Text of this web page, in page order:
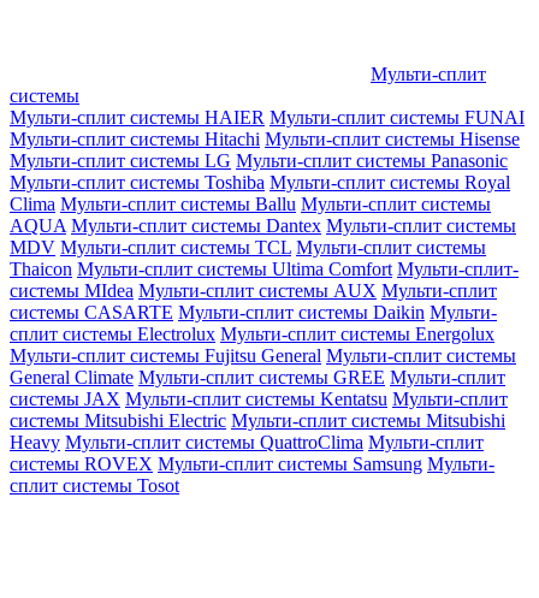
Мульти-сплит
системы
Мульти-сплит системы HAIER Мульти-сплит системы FUNAI
Мульти-сплит системы Hitachi Мульти-сплит системы Hisense
Мульти-сплит системы LG Мульти-сплит системы Panasonic
Мульти-сплит системы Toshiba Мульти-сплит системы Royal
Clima Мульти-сплит системы Ballu Мульти-сплит системы
AQUA Мульти-сплит системы Dantex Мульти-сплит системы
MDV Мульти-сплит системы TCL Мульти-сплит системы
Thaicon Мульти-сплит системы Ultima Comfort Мульти-сплит-
системы MIdea Мульти-сплит системы AUX Мульти-сплит
системы CASARTE Мульти-сплит системы Daikin Мульти-
сплит системы Electrolux Мульти-сплит системы Energolux
Мульти-сплит системы Fujitsu General Мульти-сплит системы
General Climate Мульти-сплит системы GREE Мульти-сплит
системы JAX Мульти-сплит системы Kentatsu Мульти-сплит
системы Mitsubishi Electric Мульти-сплит системы Mitsubishi
Heavy Мульти-сплит системы QuattroClima Мульти-сплит
системы ROVEX Мульти-сплит системы Samsung Мульти-
сплит системы Tosot